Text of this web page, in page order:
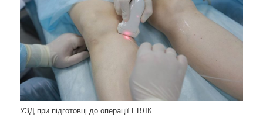
УЗД при підготовці до операції ЕВЛК